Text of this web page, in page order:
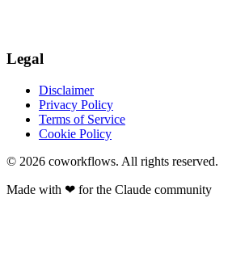
Legal
Disclaimer
Privacy Policy
Terms of Service
Cookie Policy
© 2026 coworkflows. All rights reserved.
Made with ❤ for the Claude community